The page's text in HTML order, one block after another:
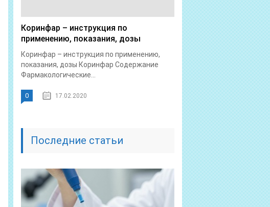
Коринфар – инструкция по
применению, показания, дозы
Коринфар – инструкция по применению,
показания, дозы Коринфар Содержание
Фармакологические...
0 17.02.2020
Последние статьи